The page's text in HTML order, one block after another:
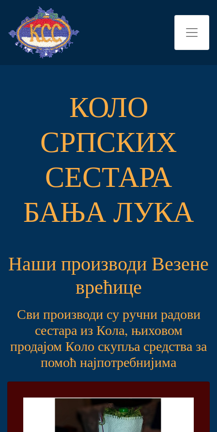
КОЛО
СРПСКИХ
СЕСТАРА
БАЊА ЛУКА
Наши производи Везене
врећице
Сви производи су ручни радови
сестара из Кола, њиховом
продајом Коло скупља средства за
помоћ најпотребнијима